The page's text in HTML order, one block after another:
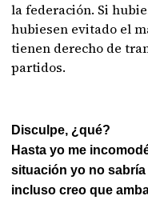
la federación. Si
hubiesen evitado el
tienen derecho de
partidos.
Disculpe, ¿qué?
Hasta yo me
situación yo no
incluso creo que